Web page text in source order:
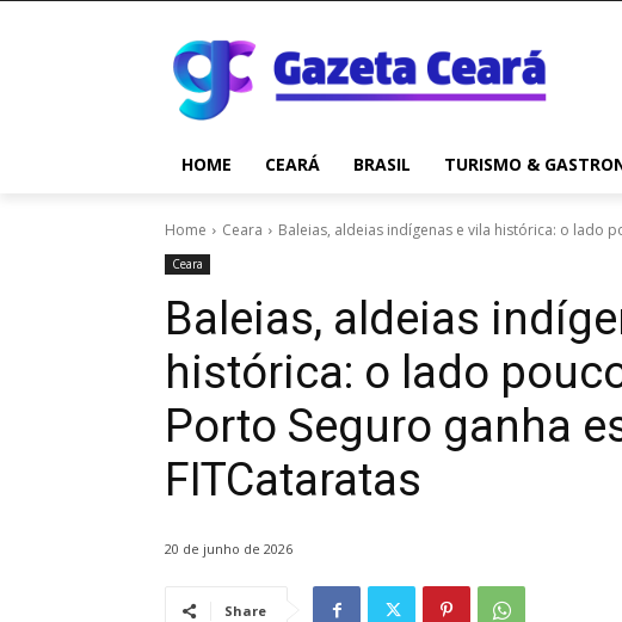
HOME CEARÁ BRASIL TURISMO &
Home Ceara Baleias, aldeias indígenas e vila histórica: o lado
Ceara
Baleias, aldeias
histórica: o lado
Porto Seguro ganha
FITCataratas
20 de junho de 2026
Share